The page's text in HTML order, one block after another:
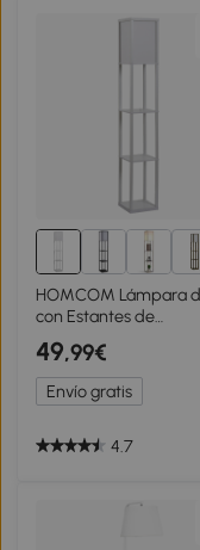
5+
HOMCOM Lámpara
con Estantes de
Almacenaje, Lámpara
Lectura Moderna,
de Acrílico, Casquillo
para Decoración,
49,99€
Envío gratis
4.7